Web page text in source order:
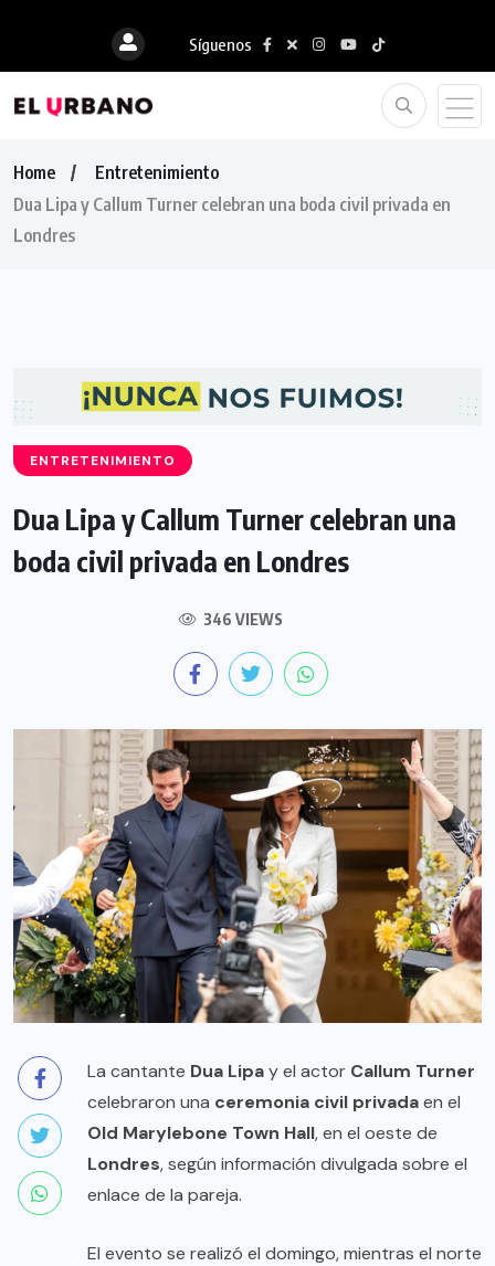
Síguenos
Home
Entretenimiento
Dua Lipa y Callum Turner celebran una boda civil privada en
Londres
ENTRETENIMIENTO
Dua Lipa y Callum Turner celebran una
boda civil privada en Londres
346 VIEWS
La cantante Dua Lipay el actor Callum Turner
celebraron una ceremonia civil privadaen el
Old Marylebone Town Hall, en el oeste de
Londres, según información divulgada sobre el
enlace de la pareja.
El evento se realizó el domingo, mientras el norte